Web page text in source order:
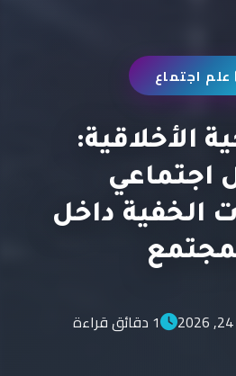
علم اجتماع
الأخلاقية:
اجتماعي
الخفية داخل
1 دقائق قراءة